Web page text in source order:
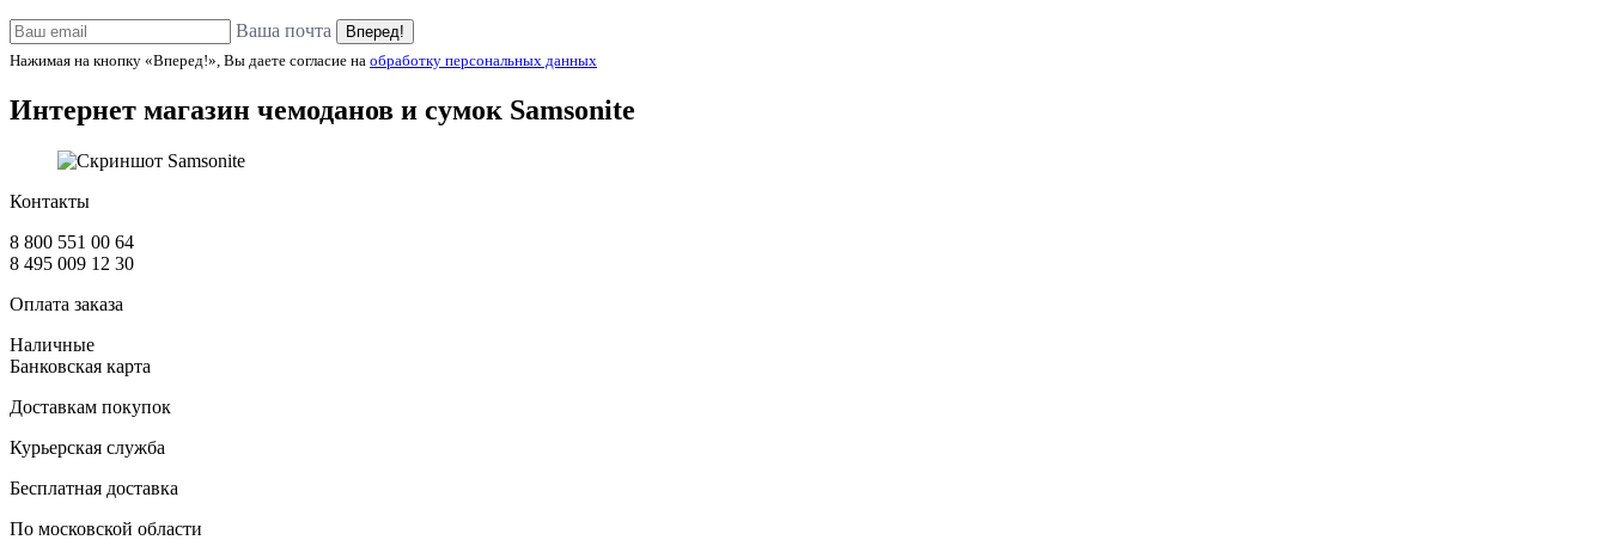
Ваша почта
Вперед!
Нажимая на кнопку «Вперед!», Вы даете согласие на обработку персональных данных
Интернет магазин чемоданов и сумок Samsonite
Контакты
8 800 551 00 64
8 495 009 12 30
Оплата заказа
Наличные
Банковская карта
Доставкам покупок
Курьерская служба
Бесплатная доставка
По московской области